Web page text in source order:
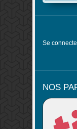
Se
NOS